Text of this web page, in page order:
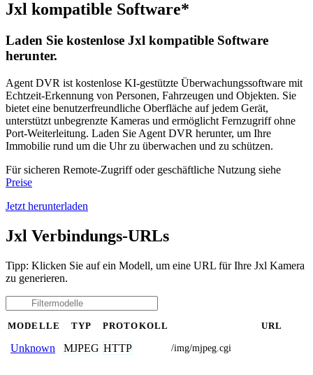
Jxl kompatible Software*
Laden Sie kostenlose Jxl kompatible Software
herunter.
Agent DVR ist kostenlose KI-gestützte Überwachungssoftware mit
Echtzeit-Erkennung von Personen, Fahrzeugen und Objekten. Sie
bietet eine benutzerfreundliche Oberfläche auf jedem Gerät,
unterstützt unbegrenzte Kameras und ermöglicht Fernzugriff ohne
Port-Weiterleitung. Laden Sie Agent DVR herunter, um Ihre
Immobilie rund um die Uhr zu überwachen und zu schützen.
Für sicheren Remote-Zugriff oder geschäftliche Nutzung siehe
Preise
Jetzt herunterladen
Jxl Verbindungs-URLs
Tipp: Klicken Sie auf ein Modell, um eine URL für Ihre Jxl Kamera
zu generieren.
MODELLE TYP PROTOKOLL URL
Unknown MJPEG HTTP /img/mjpeg.cgi